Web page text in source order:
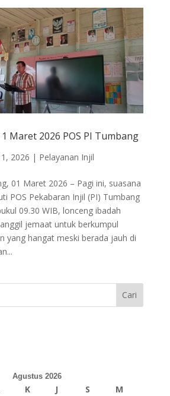
Maret 2026 POS PI Tumbang
2026 | Pelayanan Injil
01 Maret 2026 – Pagi ini, suasana
POS Pekabaran Injil (PI) Tumbang
09.30 WIB, lonceng ibadah
jemaat untuk berkumpul
yang hangat meski berada jauh di
Cari
Agustus 2026
K J S
M